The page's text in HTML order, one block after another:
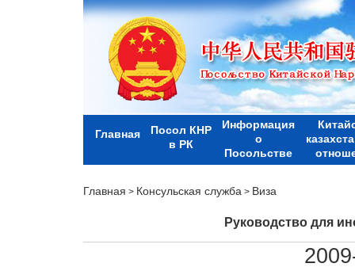
Главная
Посол КНР
в РК
Информация
о
Посольстве
Главная > Консульская служба> Виза
Руководство для